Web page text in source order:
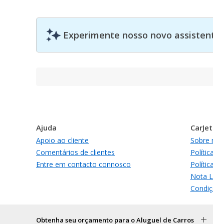
Experimente nosso novo
Ajuda
Apoio ao cliente
Comentários de clientes
Entre em contacto connosco
CarJet
Sobre
Nota
Obtenha seu orçamento para o Aluguel de Carros